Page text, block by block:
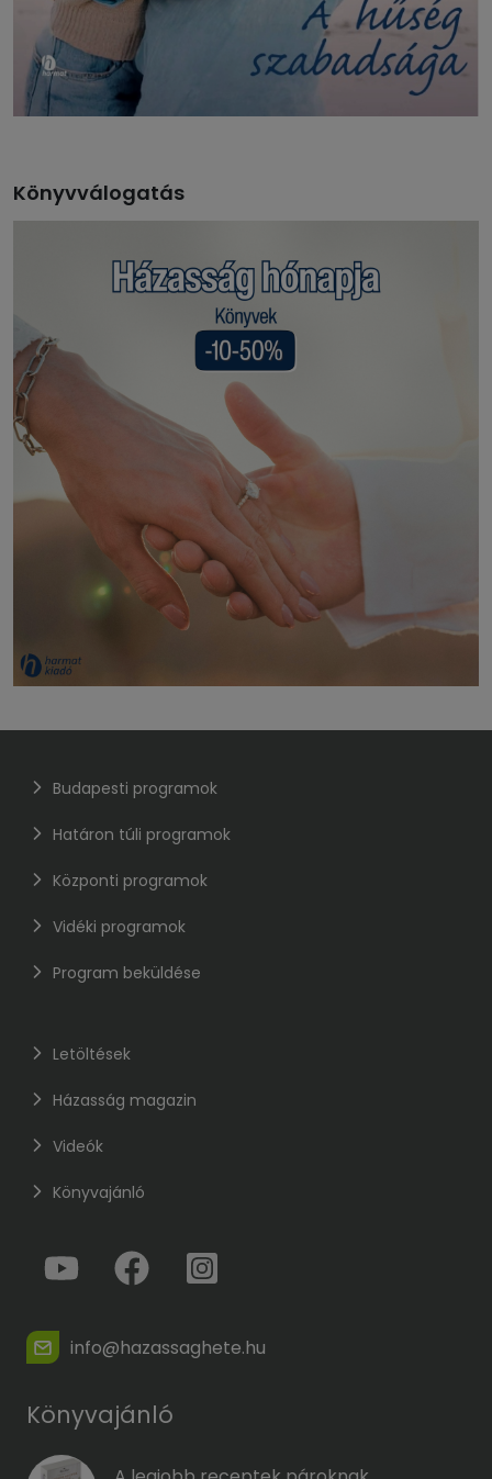
Könyvválogatás
Budapesti programok
Határon túli programok
Központi programok
Vidéki programok
Program beküldése
Letöltések
Házasság magazin
Videók
Könyvajánló
info@hazassaghete.hu
Könyvajánló